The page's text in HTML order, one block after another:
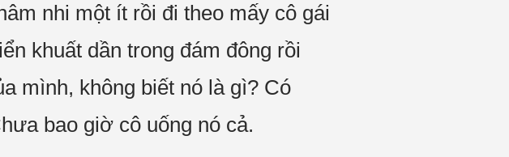
nhi một ít rồi đi theo mấy cô gái
khuất dần trong đám đông rồi
mình, không biết nó là gì? Có
bao giờ cô uống nó cả.